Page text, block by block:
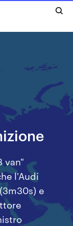
van"
l'Audi
e